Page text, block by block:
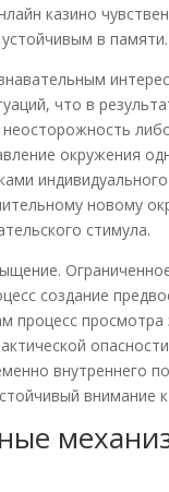
казино
в памяти.
что в
окружения
новому
стимула.
создание
процесс
внутреннего
внимание